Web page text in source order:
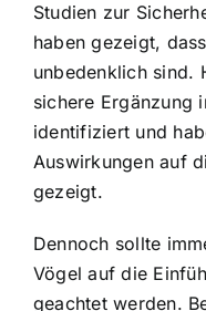
Studien zur
haben gezeigt,
unbedenklich sind.
sichere Ergänzung
identifiziert und
Auswirkungen auf
gezeigt.
Dennoch sollte
Vögel auf die
geachtet werden.